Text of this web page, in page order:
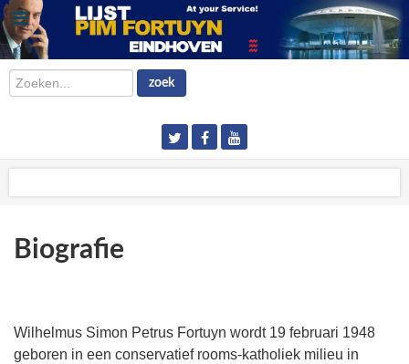
Zoeken... zoek
Biografie
Wilhelmus Simon Petrus Fortuyn wordt 19 februari 1948
geboren in een conservatief rooms-katholiek milieu in